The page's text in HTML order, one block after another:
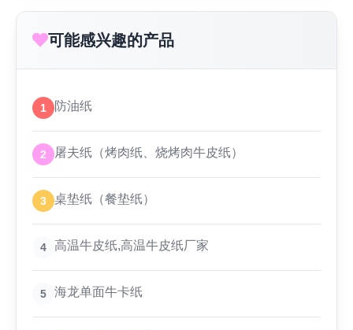
可能感兴趣的产品
1 防油纸
2 屠夫纸（烤肉纸、烧烤肉牛皮纸）
3 桌垫纸（餐垫纸）
4 高温牛皮纸,高温牛皮纸厂家
5 海龙单面牛卡纸